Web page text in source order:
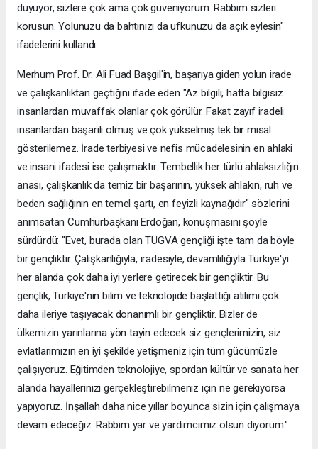
duyuyor, sizlere çok ama çok güveniyorum. Rabbim sizleri
korusun. Yolunuzu da bahtınızı da ufkunuzu da açık eylesin"
ifadelerini kullandı.
Merhum Prof. Dr. Ali Fuad Başgil'in, başarıya giden yolun irade
ve çalışkanlıktan geçtiğini ifade eden "Az bilgili, hatta bilgisiz
insanlardan muvaffak olanlar çok görülür. Fakat zayıf iradeli
insanlardan başarılı olmuş ve çok yükselmiş tek bir misal
gösterilemez. İrade terbiyesi ve nefis mücadelesinin en ahlaki
ve insani ifadesi ise çalışmaktır. Tembellik her türlü ahlaksızlığın
anası, çalışkanlık da temiz bir başarının, yüksek ahlakın, ruh ve
beden sağlığının en temel şartı, en feyizli kaynağıdır" sözlerini
anımsatan Cumhurbaşkanı Erdoğan, konuşmasını şöyle
sürdürdü: "Evet, burada olan TÜGVA gençliği işte tam da böyle
bir gençliktir. Çalışkanlığıyla, iradesiyle, devamlılığıyla Türkiye'yi
her alanda çok daha iyi yerlere getirecek bir gençliktir. Bu
gençlik, Türkiye'nin bilim ve teknolojide başlattığı atılımı çok
daha ileriye taşıyacak donanımlı bir gençliktir. Bizler de
ülkemizin yarınlarına yön tayin edecek siz gençlerimizin, siz
evlatlarımızın en iyi şekilde yetişmeniz için tüm gücümüzle
çalışıyoruz. Eğitimden teknolojiye, spordan kültür ve sanata her
alanda hayallerinizi gerçekleştirebilmeniz için ne gerekiyorsa
yapıyoruz. İnşallah daha nice yıllar boyunca sizin için çalışmaya
devam edeceğiz. Rabbim yar ve yardımcımız olsun diyorum."